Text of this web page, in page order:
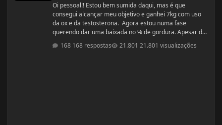
Oi pessoal!! Estou bem sumida daqui, mas é que
consegui alcançar meu objetivo e ganhei 7kg com uso
da ox e da testosterona. Agora estou numa fase
querendo dar uma baixada no % de gordura. Apesar de
estudar nutrição e saber exatamente o que devo fazer,
gostaria de compartilhamento de treinos e talvez
168 respostas 21.801 visualizações